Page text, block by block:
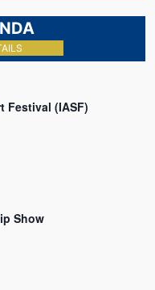
Festival (IASF)
Show